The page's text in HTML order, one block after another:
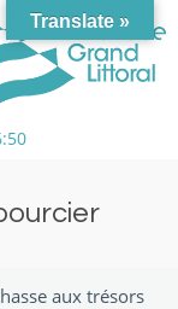
aux trésors
Translate »